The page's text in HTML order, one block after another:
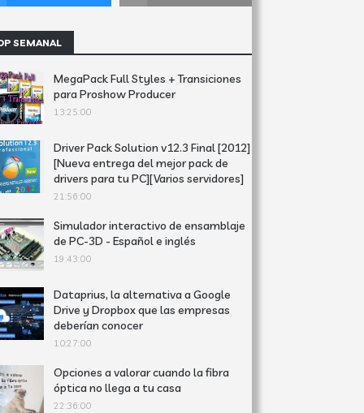
SEMANAL
MegaPack Full Styles + Transiciones
para Proshow Producer
13:25:00
Driver Pack Solution v12.3 Final [2012]
[Nueva entrega del mejor pack de
drivers para tu PC][Varios servidores]
21:56:00
Simulador interactivo de ensamblaje
de PC-3D - Español e inglés
19:43:00
Dataprius, la alternativa a Google
Drive y Dropbox que las empresas
deberían conocer
10:27:00
Opciones a valorar cuando la fibra
óptica no llega a tu casa
22:36:00